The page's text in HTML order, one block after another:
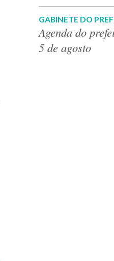
GABINETE DO
Agenda do
5 de agosto